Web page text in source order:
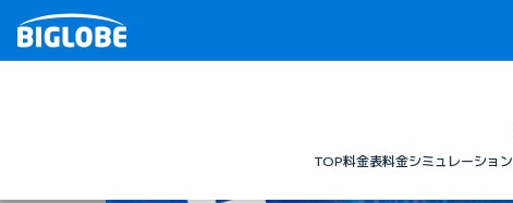
TOP料金表料金シミュレーション